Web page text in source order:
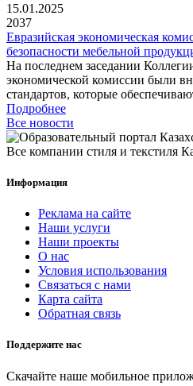
15.01.2025
2037
Евразийская экономическая
безопасности мебельной
На последнем заседании
экономической комиссии были
стандартов, которые
Подробнее
Все новости
Все компании стиля и текстиля
Информация
Реклама на сайте
Наши услуги
Наши проекты
О нас
Условия использования
Связаться с нами
Карта сайта
Обратная связь
Поддержите нас
Скачайте наше мобильное